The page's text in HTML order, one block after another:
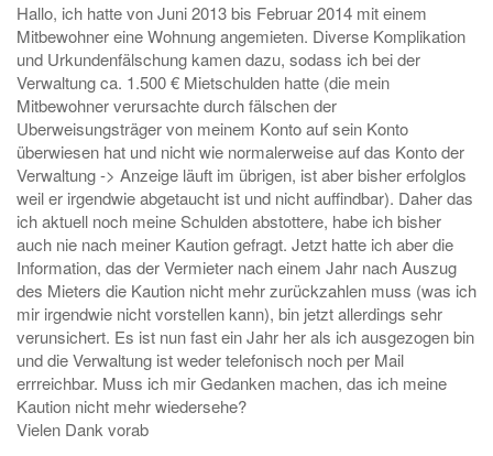
Hallo, ich hatte von Juni 2013 bis Februar 2014 mit einem
Mitbewohner eine Wohnung angemieten. Diverse Komplikation
und Urkundenfälschung kamen dazu, sodass ich bei der
Verwaltung ca. 1.500 € Mietschulden hatte (die mein
Mitbewohner verursachte durch fälschen der
Uberweisungsträger von meinem Konto auf sein Konto
überwiesen hat und nicht wie normalerweise auf das Konto der
Verwaltung -> Anzeige läuft im übrigen, ist aber bisher erfolglos
weil er irgendwie abgetaucht ist und nicht auffindbar). Daher das
ich aktuell noch meine Schulden abstottere, habe ich bisher
auch nie nach meiner Kaution gefragt. Jetzt hatte ich aber die
Information, das der Vermieter nach einem Jahr nach Auszug
des Mieters die Kaution nicht mehr zurückzahlen muss (was ich
mir irgendwie nicht vorstellen kann), bin jetzt allerdings sehr
verunsichert. Es ist nun fast ein Jahr her als ich ausgezogen bin
und die Verwaltung ist weder telefonisch noch per Mail
errreichbar. Muss ich mir Gedanken machen, das ich meine
Kaution nicht mehr wiedersehe?
Vielen Dank vorab